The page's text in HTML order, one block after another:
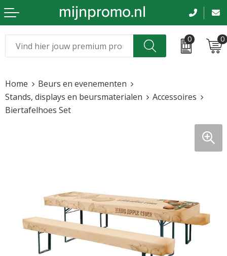
0 0
Kleding & caps
Sportkleding
Bloemen en planten
Horeca
Sinterklaas
Voetbal, EK en WK
Home
Beurs en evenementen
Stands, displays en beursmaterialen
Accessoires
Biertafelhoes Set